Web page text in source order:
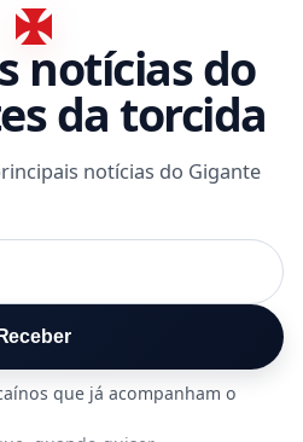
notícias do
da torcida
notícias do Gigante
Receber